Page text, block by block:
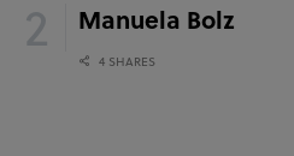
Manuela Bolz
4 SHARES